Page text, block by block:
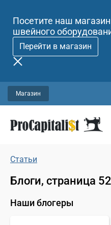
Посетите наш
швейного
Перейти в магазин
Магазин
Статьи
Блоги, страница 52
Наши блогеры